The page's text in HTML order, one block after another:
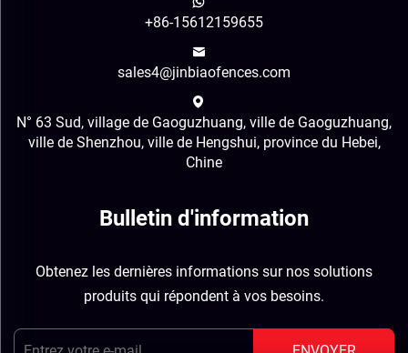
+86-15612159655
sales4@jinbiaofences.com
N° 63 Sud, village de Gaoguzhuang, ville de Gaoguzhuang,
ville de Shenzhou, ville de Hengshui, province du Hebei,
Chine
Bulletin d'information
Obtenez les dernières informations sur nos solutions
produits qui répondent à vos besoins.